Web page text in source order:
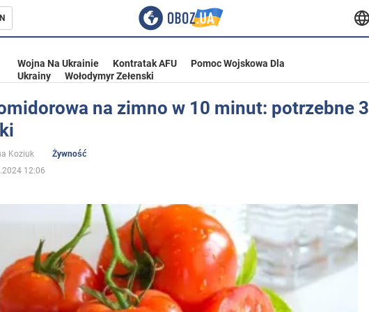
Ukrainie
Wojna Na Ukrainie Kontratak AFU
Pomoc Wojskowa Dla
Ukrainy
Wołodymyr Zełenski
na zimno w 10 minut: potrzebne 3
Koziuk
Żywność
12:06